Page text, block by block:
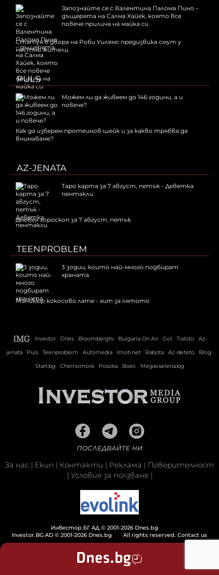
Запознайте се с Валентина Палома Пино –
дъщерята на Салма Хайек, която все
повече прилича на майка си
Статуя в двора на Роби Уилямс предизвика смут у
местни жители
PULS
Можем ли да живеем до 146 години, а и
повече?
Как да изберем протеинов шейк и за какво трябва да
внимаваме?
AZ-JENATA
Таро карта за 7 август, петък - Деветка
пентакли
Дневен хороскоп за 7 август, петък
TEENPROBLEM
3 зодии, които най-много подбират
храната
Маникюр кокосово лате - хит за лятото
Investor Dnes Bloombergtv Bulgaria On Air Gol Tialoto
Az-
jenata
Puls Teenproblem Automedia Imoti.net Rabota Az-deteto
Blog
Start.bg
Chernomore Posoka Boec Megavselena.bg
ПОСЛЕДВАЙТЕ НИ
За нас | Екип | Контакти | Реклама | Поверителност
| Условия за ползване|
Инвестор.БГ АД © 2001-2026 Dnes.bg
Investor.BG AD © 2001-2026 Dnes.bg
All rights reserved. Contact us